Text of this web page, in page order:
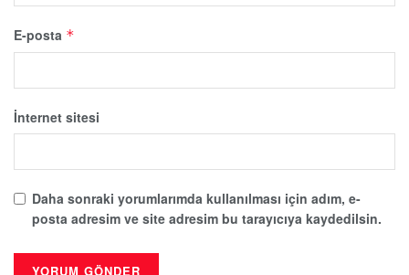
E-posta *
İnternet sitesi
Daha sonraki yorumlarımda kullanılması için adım, e-
posta adresim ve site adresim bu tarayıcıya kaydedilsin.